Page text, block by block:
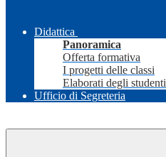
Didattica
Panoramica
Offerta formativa
I progetti delle classi
Elaborati degli studenti
Ufficio di Segreteria